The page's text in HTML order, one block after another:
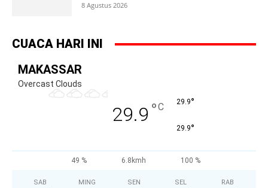
8 Agustus 2026
CUACA HARI INI
MAKASSAR
Overcast Clouds
29.9 °C 29.9°
29.9°
49 % 6.8kmh 100 %
SAB MING SEN SEL RAB